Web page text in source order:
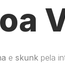
e skunk pela